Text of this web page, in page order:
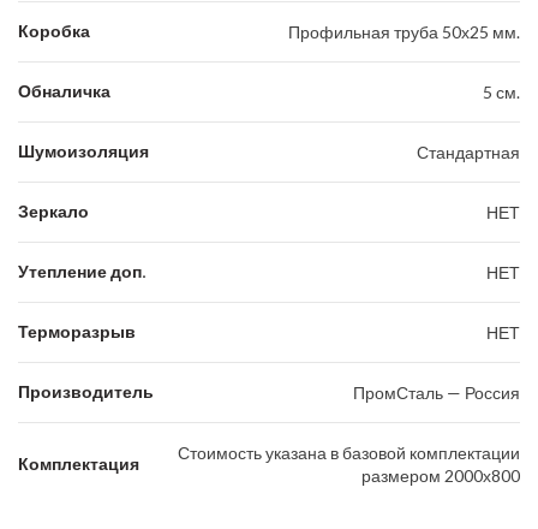
Коробка Профильная труба 50х25 мм.
Обналичка 5 см.
Шумоизоляция Стандартная
Зеркало НЕТ
Утепление доп. НЕТ
Терморазрыв НЕТ
Производитель ПромСталь — Россия
Комплектация
Стоимость указана в базовой комплектации
размером 2000х800